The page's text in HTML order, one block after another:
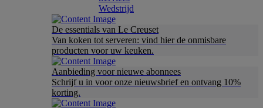
Wedstrijd
De essentials van Le Creuset
Van koken tot serveren: vind hier de onmisbare
producten voor uw keuken.
Aanbieding voor nieuwe abonnees
Schrijf u in voor onze nieuwsbrief en ontvang 10%
korting.